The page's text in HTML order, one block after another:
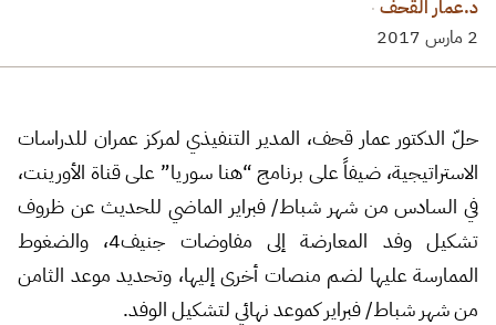
د.عمار القحف ·
حلّ الدكتور عمار قحف، المدير التنفيذي لمركز عمران للدراسات
الاستراتيجية، ضيفاً على برنامج “هنا سوريا” على قناة الأورينت،
في السادس من شهر شباط/ فبراير الماضي للحديث عن ظروف
تشكيل وفد المعارضة إلى مفاوضات جنيف4، والضغوط
الممارسة عليها لضم منصات أخرى إليها، وتحديد موعد الثامن
من شهر شباط/ فبراير كموعد نهائي لتشكيل الوفد.